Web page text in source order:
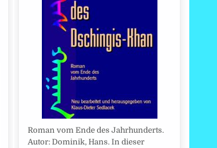
Roman vom Ende des Jahrhunderts.
Autor: Dominik, Hans. In dieser